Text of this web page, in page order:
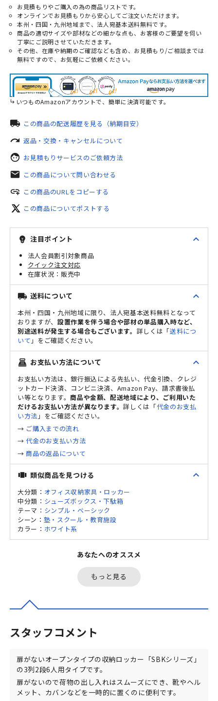
お見積もりやご購入の為の商品リストです。
オンラインでお見積もりから安心してご注文いただけます。
本州・四国・九州地域まで、法人宛基本送料無料です。
商品の適切サイズや部材などの細かな点も、お客様のご要望を伺い
丁寧にご説明させていただきます。
その他、在庫や納期のご確認なども含め、お見積もり/ご相談までは
無料ですので、お気軽にご依頼ください。
いつものAmazonアカウントで、簡単に決済可能です。
local_shipping この商品の配送履歴を見る（納期目安）
redo 返品・交換・キャンセルについて
face お見積もりサービスのご依頼方法
mail この商品について問い合わせる
add_link この商品のURLをコピーする
この商品についてポストする
emoji_objects 注目ポイント expand_less
法人会員割引対象商品
クイック注文対応
販売中
local_shipping 送料について expand_less
本州・四国・九州地域に限り、法人宛基本送料無料となって
おりますが、 設置作業を伴う場合や部材の単品購入時など、
別途送料が発生する場合もございます。 詳しくは「送料につ
いて 」をご確認ください。
point_of_sale お支払い方法について expand_less
お支払い方法は、銀行振込による先払い、代金引換、クレジ
ットカード決済、コンビニ決済、Amazon Pay、請求書後払
い等となります。商品や金額、配送地域により、ご利用いた
だけるお支払い方法が異なります。詳しくは「代金のお支払
い方法 」をご確認ください。
→ ご購入までの流れ
→代金のお支払い方法
→ 商品の返品について
view_carousel 類似商品を見つける expand_less
大分類： オフィス収納家具・ロッカー
中分類： シューズボックス・下駄箱
テーマ： シンプル・ベーシック
シーン： 塾・スクール・教育施設
カラー： ホワイト系
あなたへのオススメ
もっと見る
スタッフコメント
扉がないオープンタイプの収納ロッカー「SBKシリーズ」
の3列2段6人用タイプです。
扉がないので荷物の出し入れはスムーズにでき、靴やヘル
メット、カバンなどを一時的に置くのに便利です。